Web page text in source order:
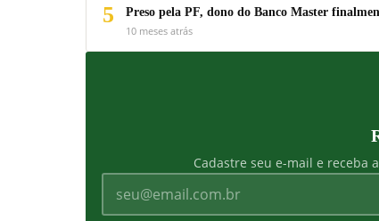
5
Preso pela PF, dono do Banco Master
10 meses atrás
Cadastre seu e-mail e receba